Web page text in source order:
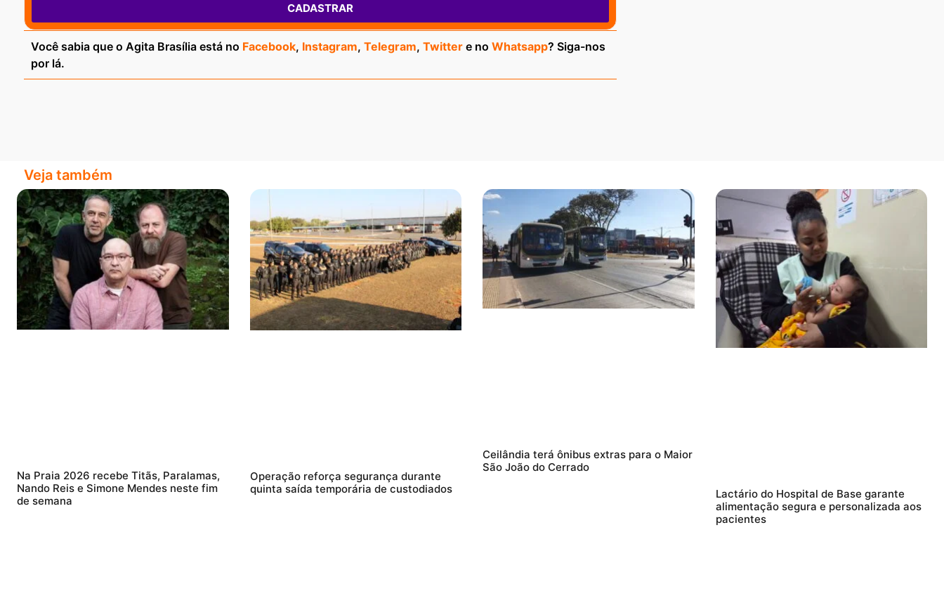
CADASTRAR
Você sabia que o Agita Brasília está no Facebook, Instagram, Telegram, Twitter e no Whatsapp? Siga-nos
por lá.
Veja também
Na Praia 2026 recebe Titãs, Paralamas,
Nando Reis e Simone Mendes neste fim
de semana
Operação reforça segurança durante
quinta saída temporária de custodiados
Ceilândia terá ônibus extras para o Maior
São João do Cerrado
Lactário do Hospital de Base garante
alimentação segura e personalizada aos
pacientes